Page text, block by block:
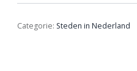
Categorie: Steden in Nederland